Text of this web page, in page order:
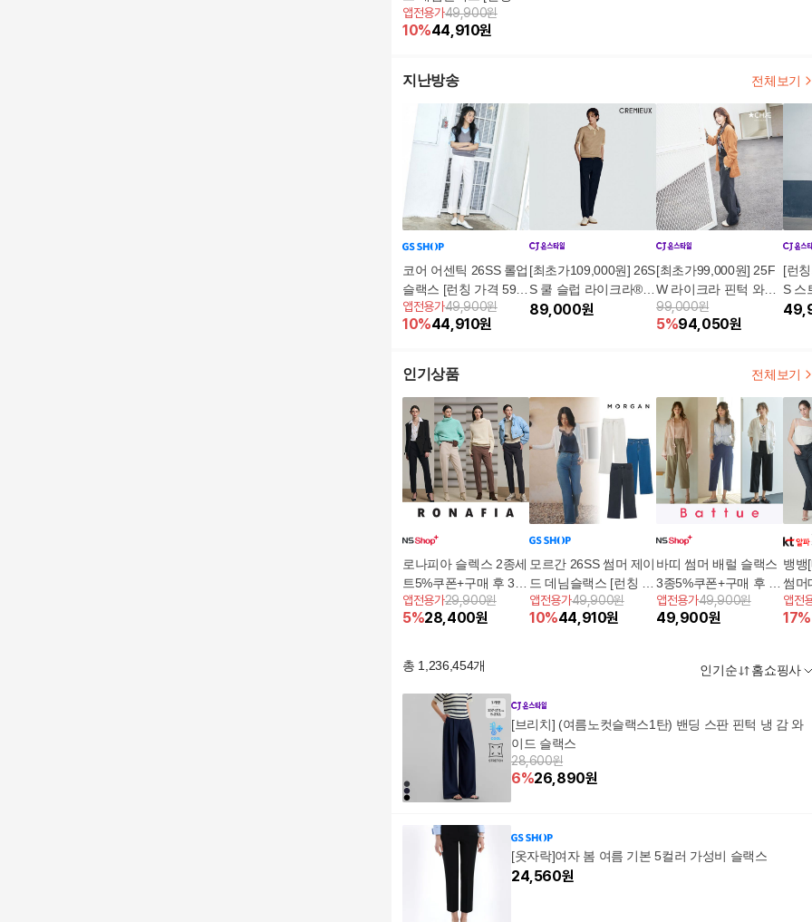
격 69,900원]
앱전용가49,900원
10%44,910원
지난방송 전체보기
코어 어센틱 26SS 롤업
슬랙스 [런칭 가격 59,9
00원]
앱전용가49,900원
10%44,910원
[최초가109,000원] 26S
S 쿨 슬럽 라이크라®
에어 슬랙스 3종
89,000원
[최초가99,000원] 25F
W 라이크라 핀턱 와이
드 슬랙스 데님
99,000원
5%94,050원
[런
S 스
스
인기상품 전체보기
로나피아 슬렉스 2종세
트5%쿠폰+구매 후 3천
원 적립
앱전용가29,900원
5%28,400원
모르간 26SS 썸머 제이
드 데님슬랙스 [런칭 가
격 69,900원]
앱전용가49,900원
10%44,910원
바띠 썸머 배럴 슬랙스
3종5%쿠폰+구매 후 3
천원 적립
앱전용가49,900원
49,900원
뱅뱅
썸머
썸머
앱전
17%
총 1,236,454개 인기순 홈쇼핑사
[브리치] (여름노컷슬랙스1탄) 밴딩 스판 핀턱 냉 감 와
이드 슬랙스
28,600원
6%26,890원
[옷자락]여자 봄 여름 기본 5컬러 가성비 슬랙스
24,560원